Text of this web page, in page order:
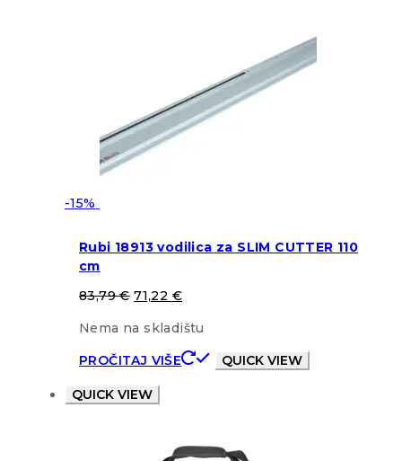
-15%
Rubi 18913 vodilica za SLIM CUTTER 110
cm
83,79€ 71,22 €
Nema na skladištu
PROČITAJ VIŠE
QUICK VIEW
QUICK VIEW